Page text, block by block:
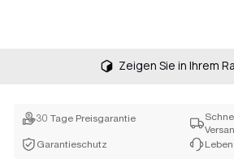
Zeigen Sie in Ihrem
30 Tage Preisgarantie
Garantieschutz